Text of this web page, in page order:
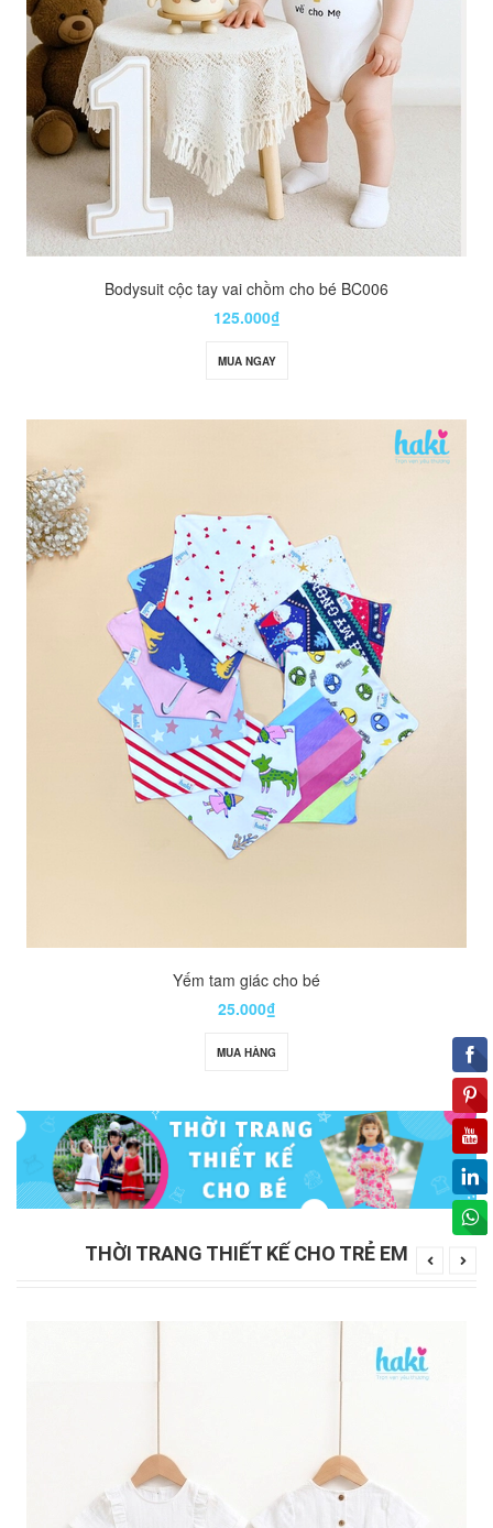
Bodysuit cộc tay vai chồm cho bé BC006
125.000₫
MUA NGAY
Yếm tam giác cho bé
25.000₫
MUA HÀNG
THỜI TRANG THIẾT KẾ CHO TRẺ EM